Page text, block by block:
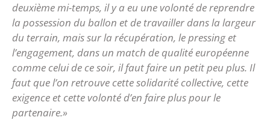
deuxième mi-temps, il y a eu une volonté de reprendre
la possession du ballon et de travailler dans la largeur
du terrain, mais sur la récupération, le pressing et
l’engagement, dans un match de qualité européenne
comme celui de ce soir, il faut faire un petit peu plus. Il
faut que l’on retrouve cette solidarité collective, cette
exigence et cette volonté d’en faire plus pour le
partenaire.»